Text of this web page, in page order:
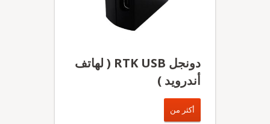
دونجل RTK USB ( لهاتف
أندرويد )
أكثر من